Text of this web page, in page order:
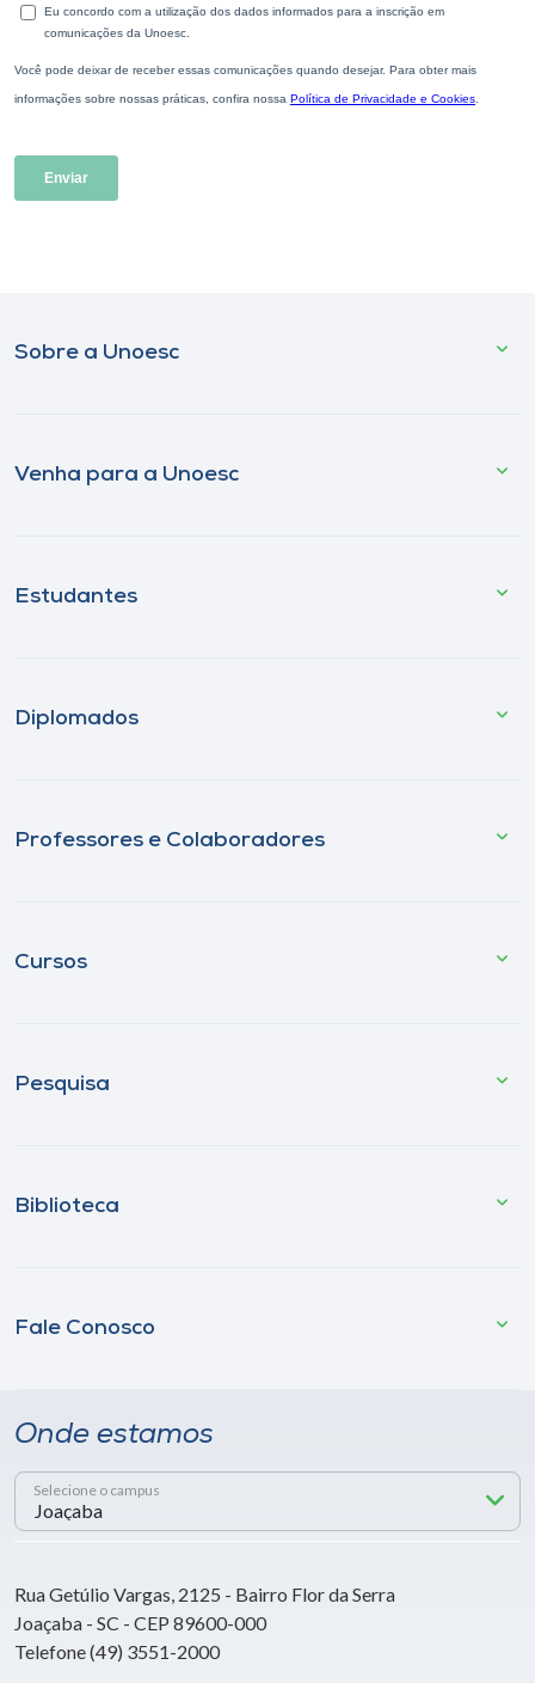
Sobre a Unoesc
Venha para a Unoesc
Estudantes
Diplomados
Professores e Colaboradores
Cursos
Pesquisa
Biblioteca
Fale Conosco
Onde estamos
Selecione o campus
Rua Getúlio Vargas, 2125 - Bairro Flor da Serra
Joaçaba - SC - CEP 89600-000
Telefone (49) 3551-2000